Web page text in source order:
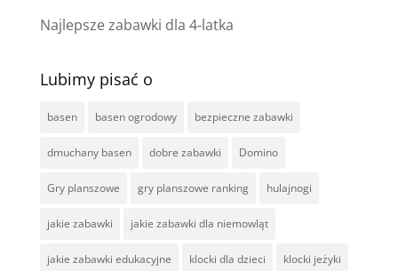
Najlepsze zabawki dla 4-latka
Lubimy pisać o
basen basen ogrodowy bezpieczne zabawki
dmuchany basen dobre zabawki Domino
Gry planszowe gry planszowe ranking hulajnogi
jakie zabawki jakie zabawki dla niemowląt
jakie zabawki edukacyjne klocki dla dzieci klocki jeżyki